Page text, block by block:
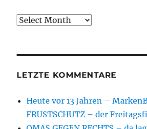
Archive
LETZTE KOMMENTARE
Heute vor 13 Jahren –
FRUSTSCHUTZ – der